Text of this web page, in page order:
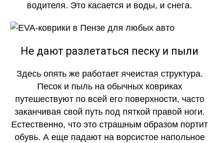
водителя. Это касается и воды, и снега.
Не дают разлетаться песку и пыли
Здесь опять же работает ячеистая структура.
Песок и пыль на обычных ковриках
путешествуют по всей его поверхности, часто
заканчивая свой путь под пяткой правой ноги.
Естественно, что это страшным образом портит
обувь. А еще падают на ворсистое напольное